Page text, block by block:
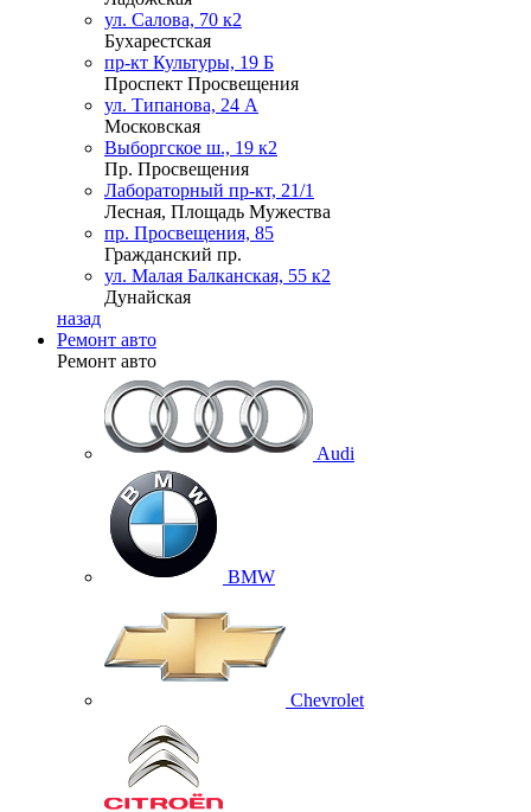
ул. Салова, 70 к2
Бухарестская
пр-кт Культуры, 19 Б
Проспект Просвещения
ул. Типанова, 24 А
Московская
Выборгское ш., 19 к2
Пр. Просвещения
Лабораторный пр-кт, 21/1
Лесная, Площадь Мужества
пр. Просвещения, 85
Гражданский пр.
ул. Малая Балканская, 55 к2
Дунайская
назад
Ремонт авто
Ремонт авто
Audi
BMW
Chevrolet